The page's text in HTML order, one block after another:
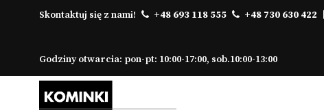
Skontaktuj się z nami! +48 693 118 555 +48 730 630 422
Godziny otwarcia: pon-pt: 10:00-17:00, sob.10:00-13:00